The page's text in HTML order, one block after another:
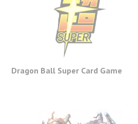
Dragon Ball Super Card Game